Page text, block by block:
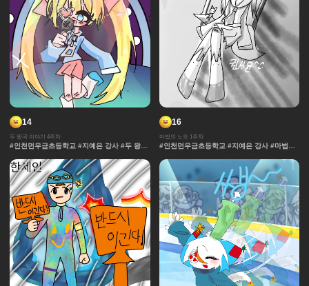
14
두 왕국 이야기 4주차
#인천먼우금초등학교 #지예은 강사 #두 왕국
물 #보석 #채색기법 #왕국
16
마법의 노트 1주차
#인천먼우금초등학교 #지예은 강사 #마법의
콘티 #날씨 #캐릭터 #아이돌 #액션 #컷만화
#개성 #창작 디자인 #마법 #노트 #채색기법
#댄스 #연출 #무대